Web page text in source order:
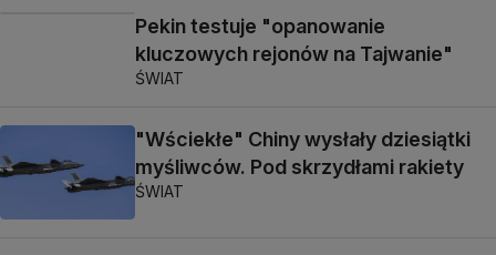
Pekin testuje "opanowanie
kluczowych rejonów na Tajwanie"
ŚWIAT
"Wściekłe" Chiny wysłały dziesiątki
myśliwców. Pod skrzydłami rakiety
ŚWIAT